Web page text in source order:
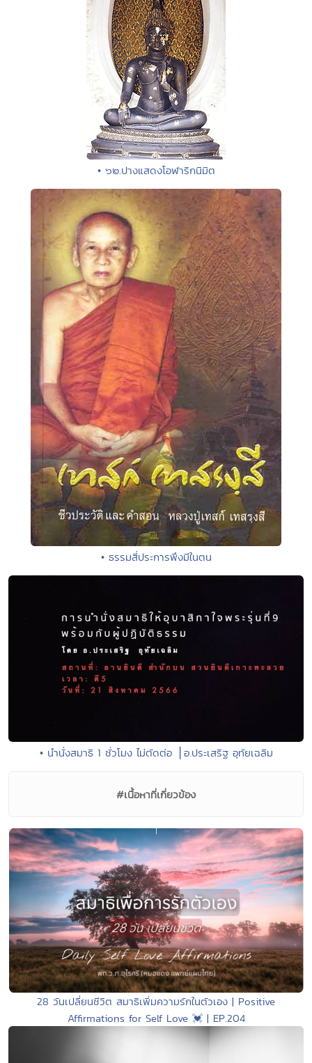
• ๖๒.ปางแสดงโอฬาริกนิมิต
• ธรรมสี่ประการพึงมีในตน
• นำนั่งสมาธิ 1 ชั่วโมง ไม่ตัดต่อ ⎪อ.ประเสริฐ อุทัยเฉลิม
#เนื้อหาที่เกี่ยวข้อง
28 วันเปลี่ยนชีวิต สมาธิเพิ่มความรักในตัวเอง | Positive
Affirmations for Self Love 💓 | EP.204